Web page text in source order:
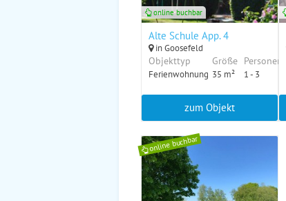
Alte Schule App. 4
in Goosefeld
Objekttyp
Ferienwohnung
Größe
35 m²
Personen
1 - 3
online buchbar
zum Objekt
online buchbar